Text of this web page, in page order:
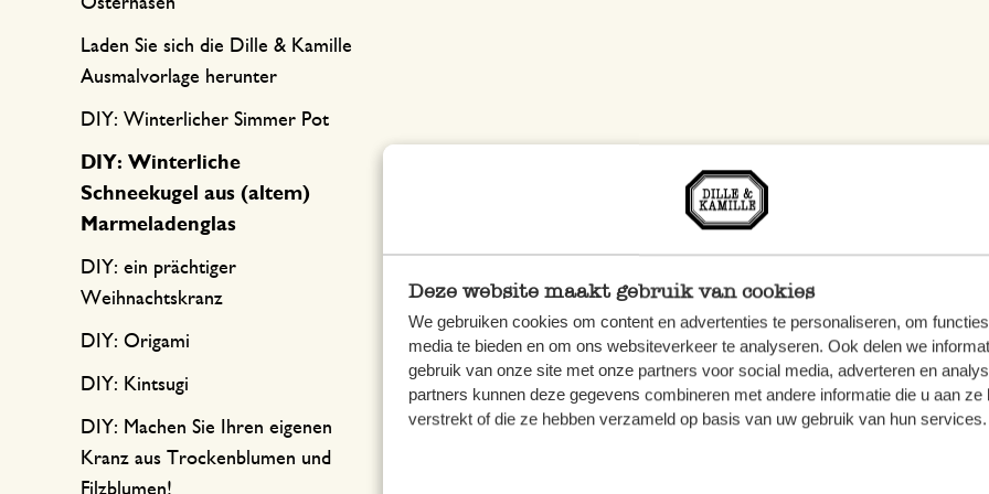
Deze website maakt gebruik van cookies
We gebruiken cookies om content en advertenties te personaliseren, om
media te bieden en om ons websiteverkeer te analyseren. Ook delen we
gebruik van onze site met onze partners voor social media, adverteren en
partners kunnen deze gegevens combineren met andere informatie die u aan ze
verstrekt of die ze hebben verzameld op basis van uw gebruik van hun services.
Laden Sie sich die Dille & Kamille
Ausmalvorlage herunter
DIY: Winterlicher Simmer Pot
DIY: Winterliche
Schneekugel aus (altem)
Marmeladenglas
DIY: ein prächtiger
Weihnachtskranz
DIY: Origami
DIY: Kintsugi
DIY: Machen Sie Ihren eigenen
Kranz aus Trockenblumen und
Filzblumen!